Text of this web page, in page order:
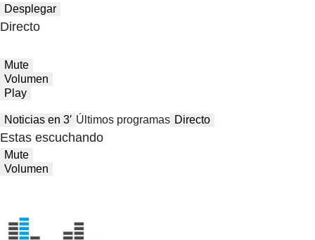
Desplegar
Directo
Mute
Volumen
Play
Noticias en 3′ Últimos programas Directo
Estas escuchando
Mute
Volumen